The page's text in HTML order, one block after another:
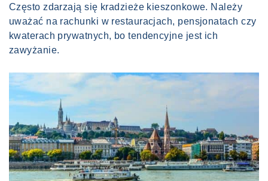
Często zdarzają się kradzieże kieszonkowe. Należy
uważać na rachunki w restauracjach, pensjonatach czy
kwaterach prywatnych, bo tendencyjne jest ich
zawyżanie.